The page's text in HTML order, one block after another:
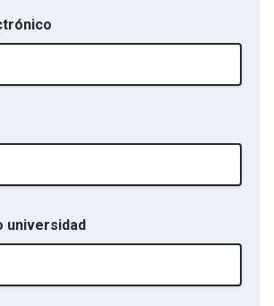
universidad